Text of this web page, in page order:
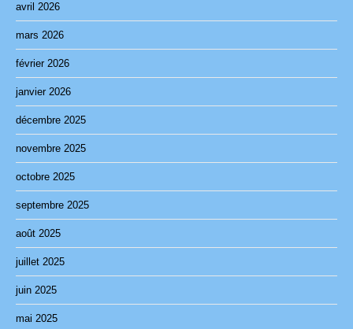
avril 2026
mars 2026
février 2026
janvier 2026
décembre 2025
novembre 2025
octobre 2025
septembre 2025
août 2025
juillet 2025
juin 2025
mai 2025